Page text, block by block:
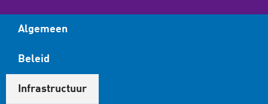
Algemeen
Beleid
Infrastructuur